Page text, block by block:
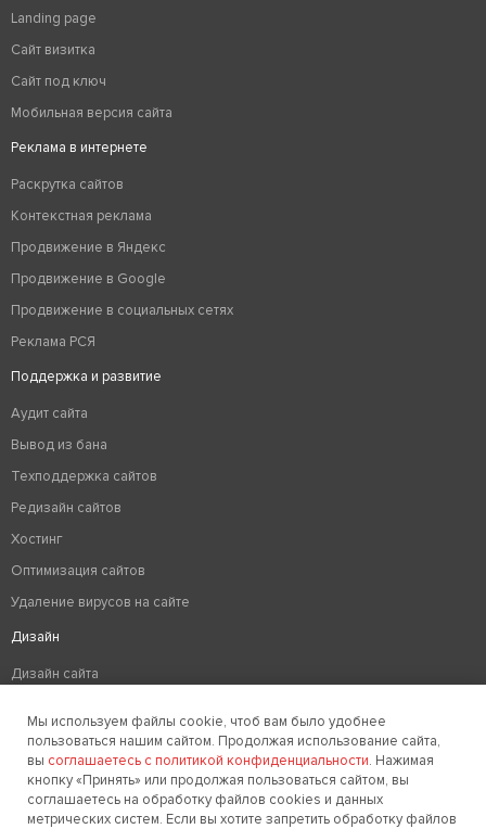
Landing page
Сайт визитка
Сайт под ключ
Мобильная версия сайта
Реклама в интернете
Раскрутка сайтов
Контекстная реклама
Продвижение в Яндекс
Продвижение в Google
Продвижение в социальных сетях
Реклама РСЯ
Поддержка и развитие
Аудит сайта
Вывод из бана
Техподдержка сайтов
Редизайн сайтов
Хостинг
Оптимизация сайтов
Удаление вирусов на сайте
Дизайн
Дизайн сайта
Создание фирменного стиля
Заказать звонок
Мы используем файлы cookie, чтоб вам было удобнее
пользоваться нашим сайтом. Продолжая использование сайта,
вы соглашаетесь с политикой конфиденциальности. Нажимая
кнопку «Принять» или продолжая пользоваться сайтом, вы
соглашаетесь на обработку файлов cookies и данных
метрических систем. Если вы хотите запретить обработку файлов